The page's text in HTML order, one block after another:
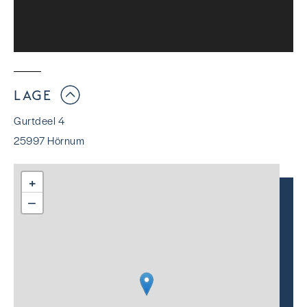
LAGE
Gurtdeel 4
25997 Hörnum
+
−